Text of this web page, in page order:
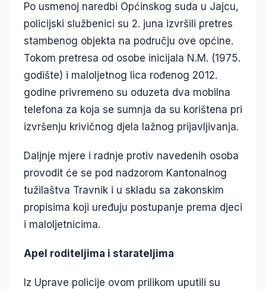
Po usmenoj naredbi Općinskog suda u Jajcu,
policijski službenici su 2. juna izvršili pretres
stambenog objekta na području ove općine.
Tokom pretresa od osobe inicijala N.M. (1975.
godište) i maloljetnog lica rođenog 2012.
godine privremeno su oduzeta dva mobilna
telefona za koja se sumnja da su korištena pri
izvršenju krivičnog djela lažnog prijavljivanja.
Daljnje mjere i radnje protiv navedenih osoba
provodit će se pod nadzorom Kantonalnog
tužilaštva Travnik i u skladu sa zakonskim
propisima koji uređuju postupanje prema djeci
i maloljetnicima.
Apel roditeljima i starateljima
Iz Uprave policije ovom prilikom uputili su